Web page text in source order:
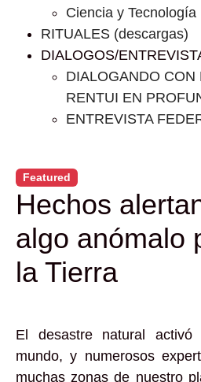
Ciencia y Tecnología
RITUALES (descargas)
DIALOGOS/
DIALOGANDO CON
RENTUI EN
ENTREVISTA
Featured
Hechos
algo anómalo
la Tierra
El desastre natural
mundo, y numerosos
muchas zonas de nuestro